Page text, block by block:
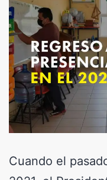
Cuando el